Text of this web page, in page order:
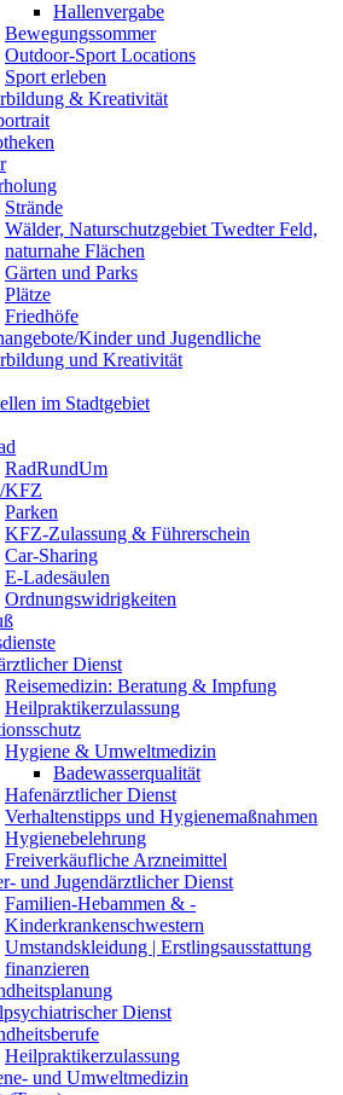
Hallenvergabe
Bewegungssommer
Outdoor-Sport Locations
Sport erleben
& Kreativität
Strände
Wälder, Naturschutzgebiet Twedter Feld,
naturnahe Flächen
Gärten und Parks
Plätze
Friedhöfe
Kinder und Jugendliche
und Kreativität
im Stadtgebiet
RadRundUm
KFZ
Parken
KFZ-Zulassung & Führerschein
Car-Sharing
E-Ladesäulen
Ordnungswidrigkeiten
Dienst
Reisemedizin: Beratung & Impfung
Heilpraktikerzulassung
Hygiene & Umweltmedizin
Badewasserqualität
Hafenärztlicher Dienst
Verhaltenstipps und Hygienemaßnahmen
Hygienebelehrung
Freiverkäufliche Arzneimittel
und Jugendärztlicher Dienst
Familien-Hebammen & -
Kinderkrankenschwestern
Umstandskleidung | Erstlingsausstattung
finanzieren
Dienst
Heilpraktikerzulassung
und Umweltmedizin